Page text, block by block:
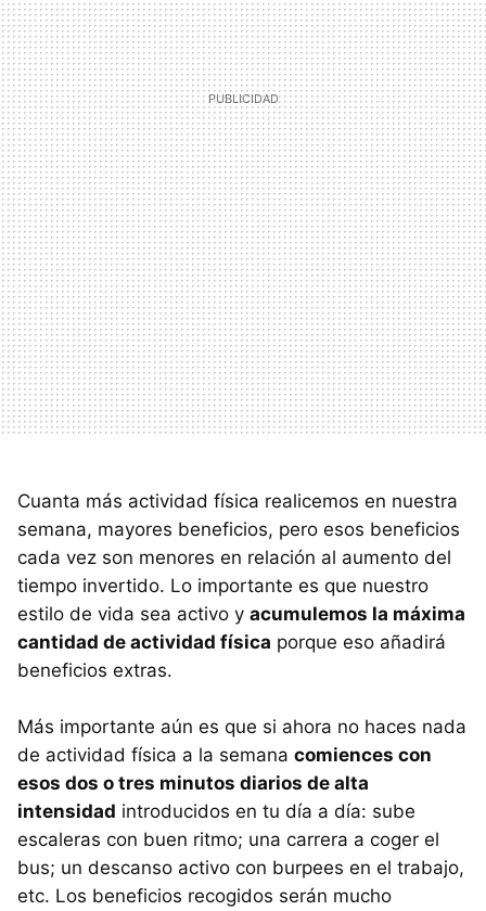
Cuanta más actividad física realicemos en nuestra
semana, mayores beneficios, pero esos beneficios
cada vez son menores en relación al aumento del
tiempo invertido. Lo importante es que nuestro
estilo de vida sea activo y acumulemos la máxima
cantidad de actividad física porque eso añadirá
beneficios extras.
Más importante aún es que si ahora no haces nada
de actividad física a la semana comiences con
esos dos o tres minutos diarios de alta
intensidad introducidos en tu día a día: sube
escaleras con buen ritmo; una carrera a coger el
bus; un descanso activo con burpees en el trabajo,
etc. Los beneficios recogidos serán mucho